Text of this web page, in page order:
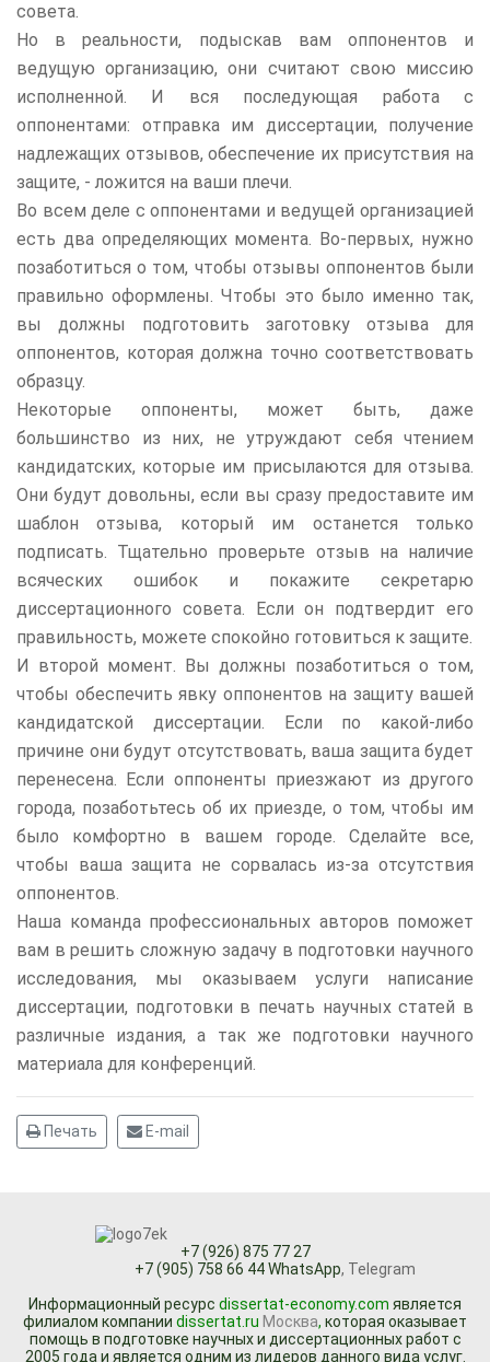
совета.
Но в реальности, подыскав вам оппонентов и
ведущую организацию, они считают свою миссию
исполненной. И вся последующая работа с
оппонентами: отправка им диссертации, получение
надлежащих отзывов, обеспечение их присутствия на
защите, - ложится на ваши плечи.
Во всем деле с оппонентами и ведущей организацией
есть два определяющих момента. Во-первых, нужно
позаботиться о том, чтобы отзывы оппонентов были
правильно оформлены. Чтобы это было именно так,
вы должны подготовить заготовку отзыва для
оппонентов, которая должна точно соответствовать
образцу.
Некоторые оппоненты, может быть, даже
большинство из них, не утруждают себя чтением
кандидатских, которые им присылаются для отзыва.
Они будут довольны, если вы сразу предоставите им
шаблон отзыва, который им останется только
подписать. Тщательно проверьте отзыв на наличие
всяческих ошибок и покажите секретарю
диссертационного совета. Если он подтвердит его
правильность, можете спокойно готовиться к защите.
И второй момент. Вы должны позаботиться о том,
чтобы обеспечить явку оппонентов на защиту вашей
кандидатской диссертации. Если по какой-либо
причине они будут отсутствовать, ваша защита будет
перенесена. Если оппоненты приезжают из другого
города, позаботьтесь об их приезде, о том, чтобы им
было комфортно в вашем городе. Сделайте все,
чтобы ваша защита не сорвалась из-за отсутствия
оппонентов.
Наша команда профессиональных авторов поможет
вам в решить сложную задачу в подготовки научного
исследования, мы оказываем услуги написание
диссертации, подготовки в печать научных статей в
различные издания, а так же подготовки научного
материала для конференций.
Печать E-mail
+7 (926) 875 77 27
+7 (905) 758 66 44 WhatsApp, Telegram
Информационный ресурc dissertat-economy.com является
филиалом компании dissertat.ru Москва, которая оказывает
помощь в подготовке научных и диссертационных работ с
2005 года и является одним из лидеров данного вида услуг.